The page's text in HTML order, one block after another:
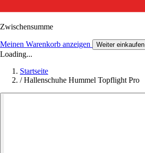
Zwischensumme
Meinen Warenkorb anzeigen Weiter einkaufen
Loading...
Startseite
/ Hallenschuhe Hummel Topflight Pro